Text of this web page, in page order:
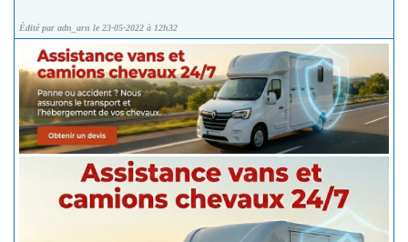
Édité par adn_arn le 23-05-2022 à 12h32